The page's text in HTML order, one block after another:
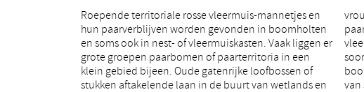
Roepende territoriale rosse vleermuis-mannetjes en
hun paarverblijven worden gevonden in boomholten
en soms ook in nest- of vleermuiskasten. Vaak liggen er
grote groepen paarbomen of paarterritoria in een
klein gebied bijeen. Oude gatenrijke loofbossen of
stukken aftakelende laan in de buurt van wetlands en
vrouwtjes (Limpens, 2000). In dit artikel meer over
paargedrag van de rosse vleermuis. De rosse
vleermuis, Nyctalus noctula (Schreber, 1744), is een
soort die haar verblijfplaatsen vooral heeft in
boomholten. Holten, die vaak ontstaan als nestholten
van spechten, maar ook door het uitrotten van